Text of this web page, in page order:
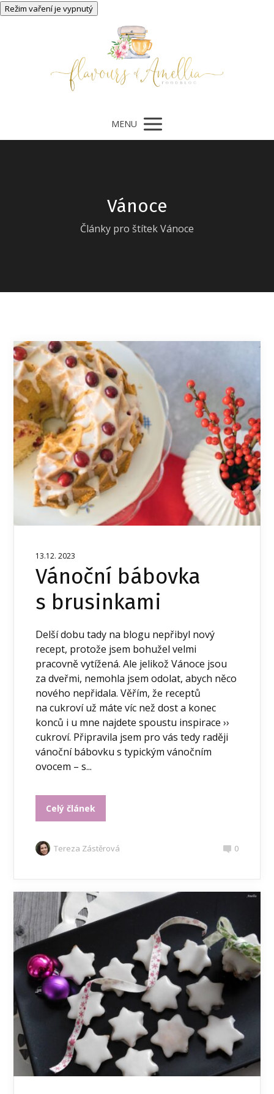
MENU
Vánoce
Články pro štítek Vánoce
13.12. 2023
Vánoční bábovka
s brusinkami
Delší dobu tady na blogu nepřibyl nový
recept, protože jsem bohužel velmi
pracovně vytížená. Ale jelikož Vánoce jsou
za dveřmi, nemohla jsem odolat, abych něco
nového nepřidala. Věřím, že receptů
na cukroví už máte víc než dost a konec
konců i u mne najdete spoustu inspirace ››
cukroví. Připravila jsem pro vás tedy raději
vánoční bábovku s typickým vánočním
ovocem – s...
Celý článek
Tereza Zástěrová 0